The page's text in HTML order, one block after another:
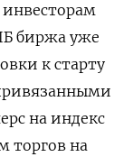
биржа уже
к старту
на индекс
торгов на